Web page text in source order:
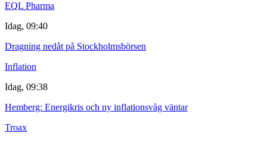
EQL Pharma
Idag, 09:40
Dragning nedåt på Stockholmsbörsen
Inflation
Idag, 09:38
Hemberg: Energikris och ny inflationsvåg väntar
Troax